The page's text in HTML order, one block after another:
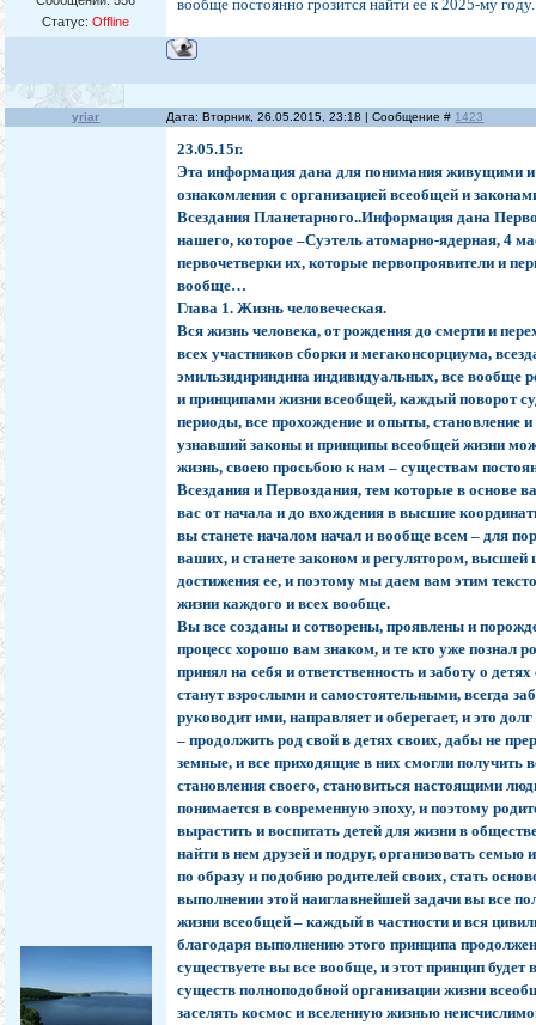
Статус:Offline
вообще постоянно грозится найти ее к 2025-му
yriar Дата: Вторник, 26.05.2015, 23:18 | Сообщение # 1423
23.05.15г.
Эта информация дана для понимания живущими
ознакомления с организацией всеобщей и
Всездания Планетарного..Информация дана
нашего, которое –Суэтель атомарно-ядерная, 4
первочетверки их, которые первопроявители и
вообще…
Глава 1. Жизнь человеческая.
Вся жизнь человека, от рождения до смерти и
всех участников сборки и мегаконсорциума,
эмильзидириндина индивидуальных, все вообще
и принципами жизни всеобщей, каждый поворот
периоды, все прохождение и опыты, становление
узнавший законы и принципы всеобщей жизни
жизнь, своею просьбою к нам – существам
Всездания и Первоздания, тем которые в основе
вас от начала и до вхождения в высшие
вы станете началом начал и вообще всем – для
ваших, и станете законом и регулятором, высшей
достижения ее, и поэтому мы даем вам этим
жизни каждого и всех вообще.
Вы все созданы и сотворены, проявлены и
процесс хорошо вам знаком, и те кто уже познал
принял на себя и ответственность и заботу о
станут взрослыми и самостоятельными, всегда
руководит ими, направляет и оберегает, и это
– продолжить род свой в детях своих, дабы не
земные, и все приходящие в них смогли получить
становления своего, становиться настоящими
понимается в современную эпоху, и поэтому
вырастить и воспитать детей для жизни в
найти в нем друзей и подруг, организовать семью
по образу и подобию родителей своих, стать
выполнении этой наиглавнейшей задачи вы все
жизни всеобщей – каждый в частности и вся
благодаря выполнению этого принципа
существуете вы все вообще, и этот принцип будет
существ полноподобной организации жизни
заселять космос и вселенную жизнью